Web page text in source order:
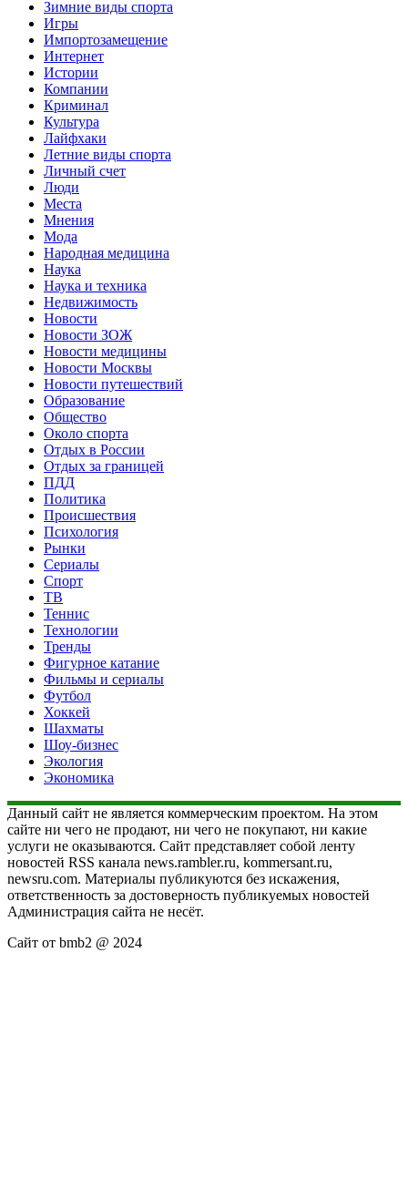
Зимние виды спорта
Игры
Импортозамещение
Интернет
Истории
Компании
Криминал
Культура
Лайфхаки
Летние виды спорта
Личный счет
Люди
Места
Мнения
Мода
Народная медицина
Наука
Наука и техника
Недвижимость
Новости
Новости ЗОЖ
Новости медицины
Новости Москвы
Новости путешествий
Образование
Общество
Около спорта
Отдых в России
Отдых за границей
ПДД
Политика
Происшествия
Психология
Рынки
Сериалы
Спорт
ТВ
Теннис
Технологии
Тренды
Фигурное катание
Фильмы и сериалы
Футбол
Хоккей
Шахматы
Шоу-бизнес
Экология
Экономика
Данный сайт не является коммерческим проектом. На этом
сайте ни чего не продают, ни чего не покупают, ни какие
услуги не оказываются. Сайт представляет собой ленту
новостей RSS канала news.rambler.ru, kommersant.ru,
newsru.com. Материалы публикуются без искажения,
ответственность за достоверность публикуемых новостей
Администрация сайта не несёт.
Сайт от bmb2 @ 2024